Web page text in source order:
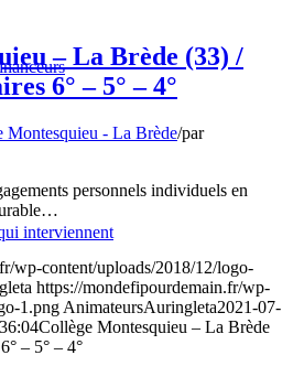
interviennent
– La Brède (33) /
6° – 5° – 4°
Montesquieu - La Brède/par
personnels individuels en
wp-content/uploads/2018/12/logo-
https://mondefipourdemain.fr/wp-
1.png AnimateursAuringleta2021-07-
Collège Montesquieu – La Brède
– 5° – 4°